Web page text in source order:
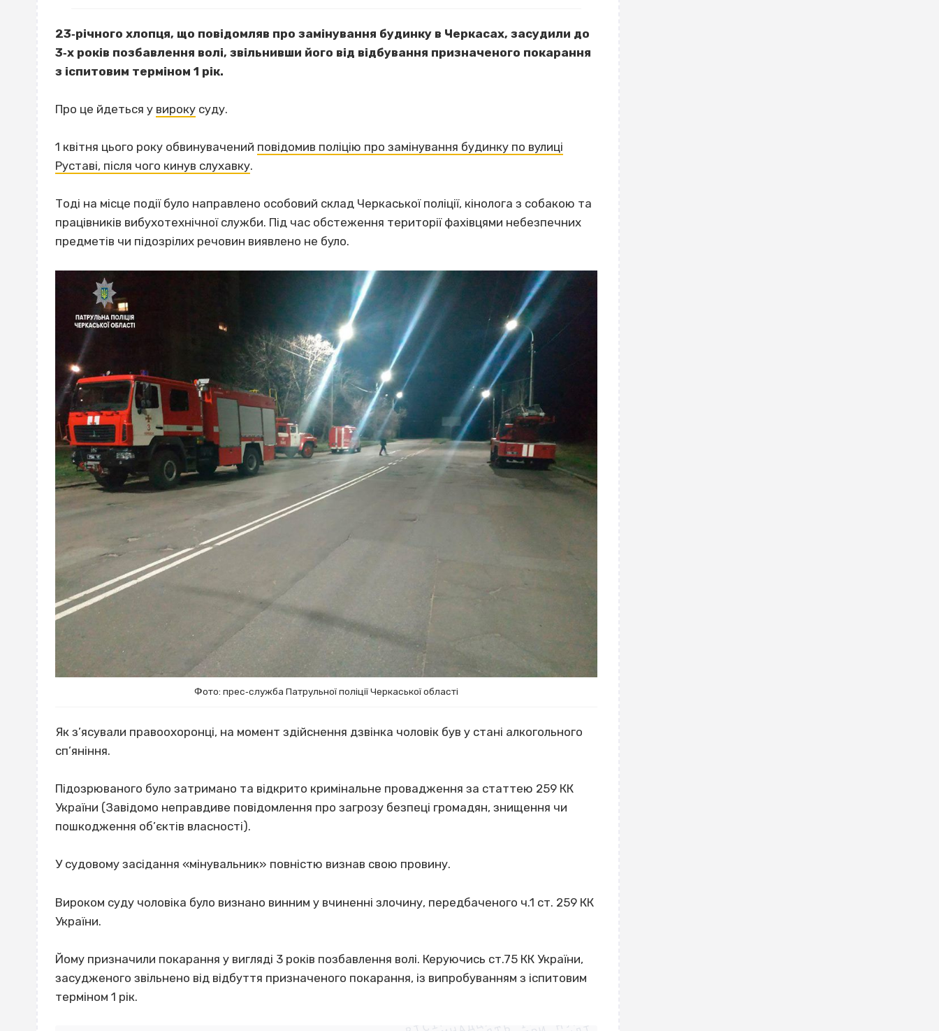
23‐річного хлопця, що повідомляв про замінування будинку в Черкасах, засудили до
3‐х років позбавлення волі, звільнивши його від відбування призначеного покарання
з іспитовим терміном 1 рік.
Про це йдеться у вироку суду.
1 квітня цього року обвинувачений повідомив поліцію про замінування будинку по вулиці
Руставі, після чого кинув слухавку.
Тоді на місце події було направлено особовий склад Черкаської поліції, кінолога з собакою та
працівників вибухотехнічної служби. Під час обстеження території фахівцями небезпечних
предметів чи підозрілих речовин виявлено не було.
Фото: прес‐служба Патрульної поліції Черкаської області
Як з’ясували правоохоронці, на момент здійснення дзвінка чоловік був у стані алкогольного
сп’яніння.
Підозрюваного було затримано та відкрито кримінальне провадження за статтею 259 КК
України (Завідомо неправдиве повідомлення про загрозу безпеці громадян, знищення чи
пошкодження об’єктів власності).
У судовому засідання «мінувальник» повністю визнав свою провину.
Вироком суду чоловіка було визнано винним у вчиненні злочину, передбаченого ч.1 ст. 259 КК
України.
Йому призначили покарання у вигляді 3 років позбавлення волі. Керуючись ст.75 КК України,
засудженого звільнено від відбуття призначеного покарання, із випробуванням з іспитовим
терміном 1 рік.
ВІСІМНАДЦЯТЬ ТРИ НУЛІ